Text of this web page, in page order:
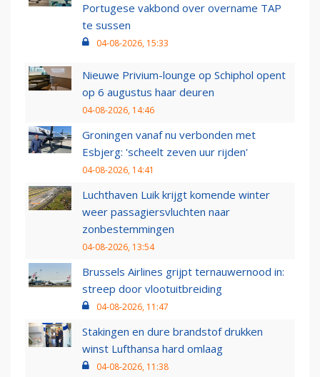
Portugese vakbond over overname TAP
te sussen
04-08-2026, 15:33
Nieuwe Privium-lounge op Schiphol opent
op 6 augustus haar deuren
04-08-2026, 14:46
Groningen vanaf nu verbonden met
Esbjerg: 'scheelt zeven uur rijden'
04-08-2026, 14:41
Luchthaven Luik krijgt komende winter
weer passagiersvluchten naar
zonbestemmingen
04-08-2026, 13:54
Brussels Airlines grijpt ternauwernood in:
streep door vlootuitbreiding
04-08-2026, 11:47
Stakingen en dure brandstof drukken
winst Lufthansa hard omlaag
04-08-2026, 11:38